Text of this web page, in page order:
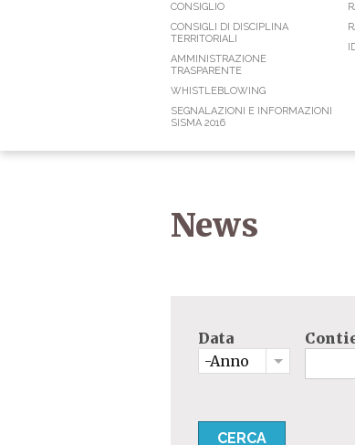
CONSIGLIO
CONSIGLI DI DISCIPLINA
TERRITORIALI
AMMINISTRAZIONE
TRASPARENTE
WHISTLEBLOWING
SEGNALAZIONI E INFORMAZIONI
SISMA 2016
News
Data
-Anno